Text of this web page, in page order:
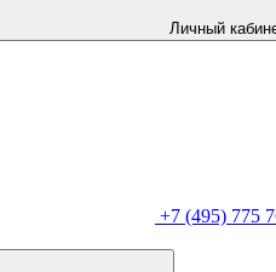
Личный
+7 (495) 775